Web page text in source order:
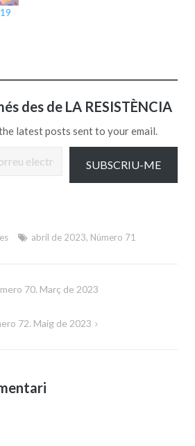
des de LA RESISTÈNCIA
latest posts sent to your email.
SUBSCRIU-ME
abril de 2023, Número 71
70. Març de 2023
72. Maig de 2023